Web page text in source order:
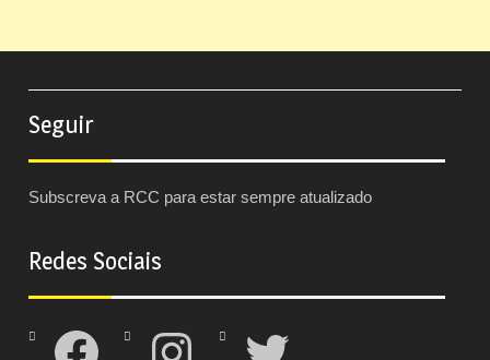
Seguir
Subscreva a RCC para estar sempre atualizado
Redes Sociais
Facebook Instagram Twitter